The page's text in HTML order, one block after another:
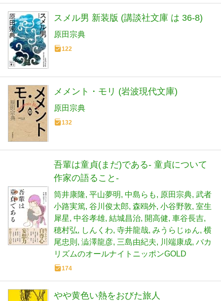
スメル男 新装版 (講談社文庫 は 36-8)
原田宗典
122
メメント・モリ (岩波現代文庫)
原田宗典
132
吾輩は童貞(まだ)である- 童貞について
作家の語ること-
筒井康隆 平山夢明 中島らも 原田宗典 武者
小路実篤 谷川俊太郎 森鴎外 小谷野敦 室生
犀星 中谷孝雄 結城昌治 開高健 車谷長吉
穂村弘
しんくわ 寺井龍哉 みうらじゅん 横
尾忠則
澁澤龍彦 三島由紀夫 川端康成 バカ
リズムのオールナイトニッポンGOLD
174
やや黄色い熱をおびた旅人